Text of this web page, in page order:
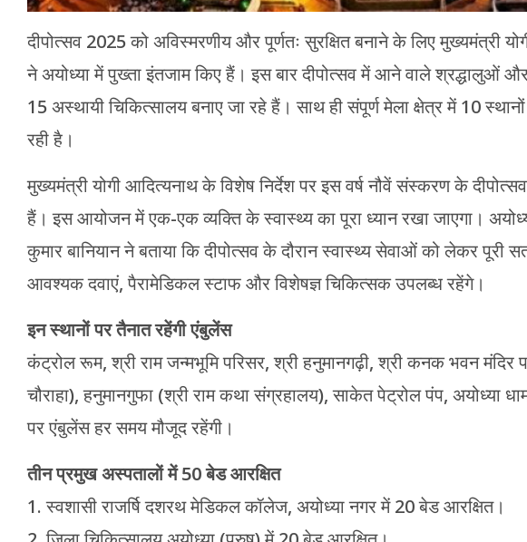
दीपोत्सव 2025 को अविस्मरणीय और पूर्णतः सुरक्षित बनाने के लिए मुख्यमंत्री
ने अयोध्या में पुख्ता इंतजाम किए हैं। इस बार दीपोत्सव में आने वाले श्रद्धालुओं
15 अस्थायी चिकित्सालय बनाए जा रहे हैं। साथ ही संपूर्ण मेला क्षेत्र में 10
रही है।
मुख्यमंत्री योगी आदित्यनाथ के विशेष निर्देश पर इस वर्ष नौवें संस्करण के
हैं। इस आयोजन में एक-एक व्यक्ति के स्वास्थ्य का पूरा ध्यान रखा जाएगा।
कुमार बानियान ने बताया कि दीपोत्सव के दौरान स्वास्थ्य सेवाओं को लेकर पूरी
आवश्यक दवाएं, पैरामेडिकल स्टाफ और विशेषज्ञ चिकित्सक उपलब्ध रहेंगे।
इन स्थानों पर तैनात रहेंगी एंबुलेंस
कंट्रोल रूम, श्री राम जन्मभूमि परिसर, श्री हनुमानगढ़ी, श्री कनक भवन मंदिर
चौराहा), हनुमानगुफा (श्री राम कथा संग्रहालय), साकेत पेट्रोल पंप, अयोध्या
पर एंबुलेंस हर समय मौजूद रहेंगी।
तीन प्रमुख अस्पतालों में 50 बेड आरक्षित
1. स्वशासी राजर्षि दशरथ मेडिकल कॉलेज, अयोध्या नगर में 20 बेड आरक्षित।